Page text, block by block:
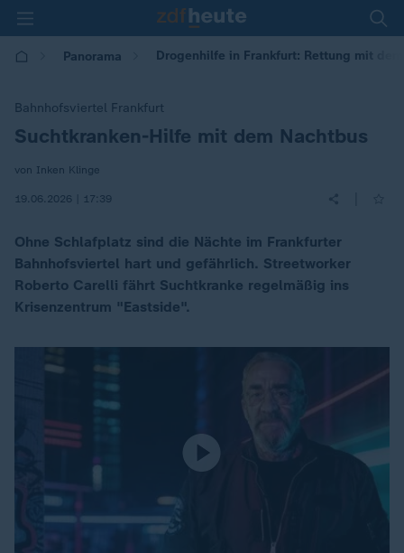
Panorama Drogenhilfe in Frankfurt: Rettung mit
Bahnhofsviertel Frankfurt
:
Suchtkranken-Hilfe mit dem Nachtbus
von Inken Klinge
19.06.2026 | 17:39
Ohne Schlafplatz sind die Nächte im Frankfurter
Bahnhofsviertel hart und gefährlich. Streetworker
Roberto Carelli fährt Suchtkranke regelmäßig ins
Krisenzentrum "Eastside".